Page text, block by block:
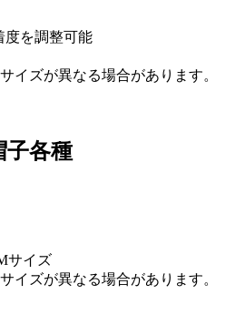
度を調整可能
イズが異なる場合があります。
子各種
サイズ
イズが異なる場合があります。